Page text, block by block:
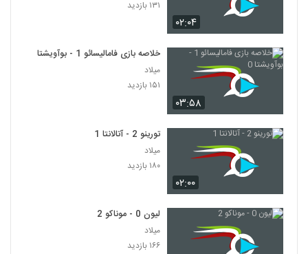
۰۲:۰۴
۱۳۱ بازدید
۰۳:۵۸
خلاصه بازی فامالیسائو 1 - بوآویشتا 0
میلاد
۱۵۱ بازدید
۰۲:۰۰
تورینو 2 - آتالانتا 1
میلاد
۱۸۰ بازدید
لیون 0 - موناکو 2
میلاد
۱۶۶ بازدید